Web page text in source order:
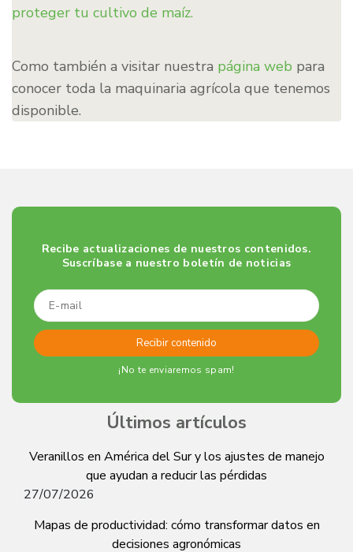
proteger tu cultivo de maíz.
Como también a visitar nuestra página web para
conocer toda la maquinaria agrícola que tenemos
disponible.
Recibe actualizaciones de nuestros contenidos.
Suscríbase a nuestro boletín de noticias
¡No te enviaremos spam!
Últimos artículos
Veranillos en América del Sur y los ajustes de manejo
que ayudan a reducir las pérdidas
27/07/2026
Mapas de productividad: cómo transformar datos en
decisiones agronómicas